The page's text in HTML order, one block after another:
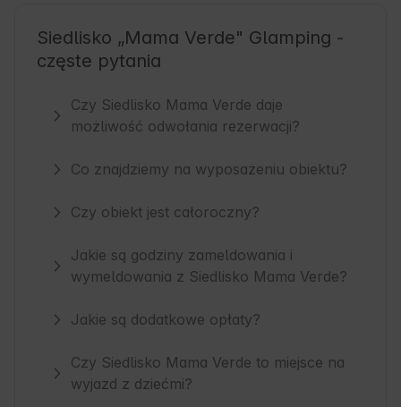
Siedlisko „Mama Verde" Glamping -
częste pytania
Czy Siedlisko Mama Verde daje
możliwość odwołania rezerwacji?
Co znajdziemy na wyposażeniu obiektu?
Czy obiekt jest całoroczny?
Jakie są godziny zameldowania i
wymeldowania z Siedlisko Mama Verde?
Jakie są dodatkowe opłaty?
Czy Siedlisko Mama Verde to miejsce na
wyjazd z dziećmi?